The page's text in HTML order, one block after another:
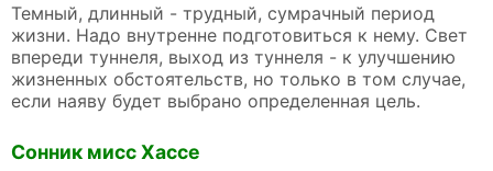
Темный, длинный - трудный, сумрачный период
жизни. Надо внутренне подготовиться к нему. Свет
впереди туннеля, выход из туннеля - к улучшению
жизненных обстоятельств, но только в том случае,
если наяву будет выбрано определенная цель.
Сонник мисс Хассе